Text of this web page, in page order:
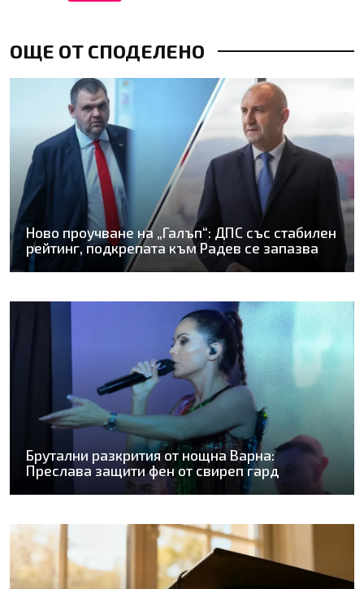
ОЩЕ ОТ СПОДЕЛЕНО
Ново проучване на „Галъп“: ДПС със стабилен
рейтинг, подкрепата към Радев се запазва
Брутални разкрития от нощна Варна:
Преслава защити фен от свиреп гард